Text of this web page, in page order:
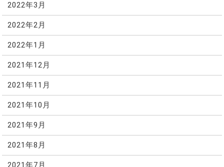
2022年3月
2022年2月
2022年1月
2021年12月
2021年11月
2021年10月
2021年9月
2021年8月
2021年7月